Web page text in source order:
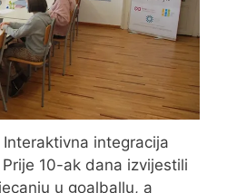
integracija
10-ak dana izvijestili
u goalballu, a